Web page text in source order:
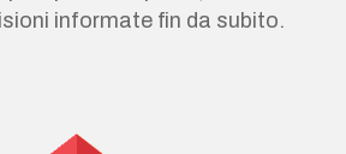
informate fin da subito.